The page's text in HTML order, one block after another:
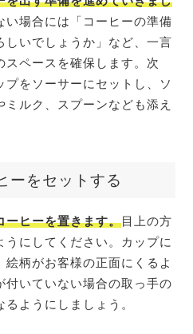
い場合には「コーヒーの準備
しいでしょうか」など、一言
スペースを確保します。次
プをソーサーにセットし、ソ
ルク、スプーンなども添え
ーをセットする
ーヒーを置きます。目上の方
うにしてください。カップに
柄がお客様の正面にくるよ
付いていない場合の取っ手の
ようにしましょう。